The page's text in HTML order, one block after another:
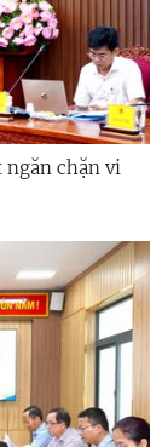
ngăn chặn vi